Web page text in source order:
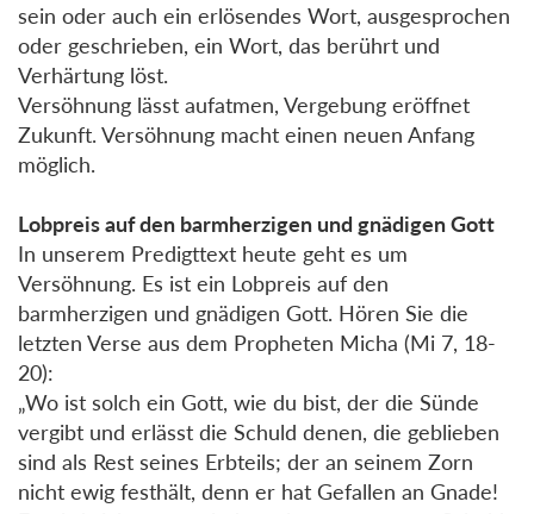
sein oder auch ein erlösendes Wort, ausgesprochen
oder geschrieben, ein Wort, das berührt und
Verhärtung löst.
Versöhnung lässt aufatmen, Vergebung eröffnet
Zukunft. Versöhnung macht einen neuen Anfang
möglich.
Lobpreis auf den barmherzigen und gnädigen Gott
In unserem Predigttext heute geht es um
Versöhnung. Es ist ein Lobpreis auf den
barmherzigen und gnädigen Gott. Hören Sie die
letzten Verse aus dem Propheten Micha (Mi 7, 18-
20):
„Wo ist solch ein Gott, wie du bist, der die Sünde
vergibt und erlässt die Schuld denen, die geblieben
sind als Rest seines Erbteils; der an seinem Zorn
nicht ewig festhält, denn er hat Gefallen an Gnade!